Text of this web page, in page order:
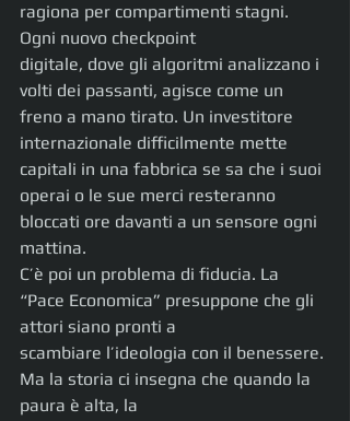
ragiona per compartimenti stagni.
Ogni nuovo checkpoint
digitale, dove gli algoritmi analizzano i
volti dei passanti, agisce come un
freno a mano tirato. Un investitore
internazionale difficilmente mette
capitali in una fabbrica se sa che i suoi
operai o le sue merci resteranno
bloccati ore davanti a un sensore ogni
mattina.
C’è poi un problema di fiducia. La
“Pace Economica” presuppone che gli
attori siano pronti a
scambiare l’ideologia con il benessere.
Ma la storia ci insegna che quando la
paura è alta, la